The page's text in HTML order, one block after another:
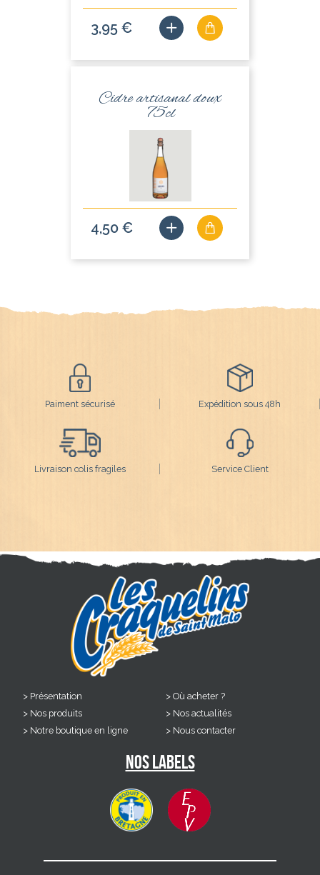
3,95 €
Cidre artisanal doux
75cl
4,50 €
Paiment sécurisé Expédition sous 48h
Livraison colis fragiles Service Client
Présentation
Nos produits
Notre boutique en ligne
Où acheter ?
Nos actualités
Nous contacter
Nos labels